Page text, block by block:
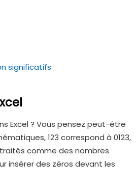
significatifs
Excel ? Vous pensez peut-être
123 correspond à 0123,
comme des nombres
insérer des zéros devant les